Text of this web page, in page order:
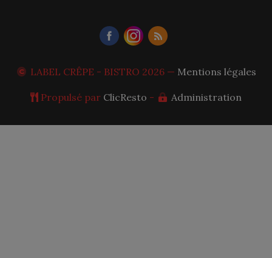
LABEL CRÊPE - BISTRO 2026 — Mentions légales
Propulsé par ClicResto - Administration